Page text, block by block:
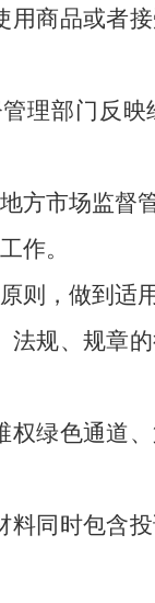
商品或者
部门反映
方市场监督
作。
则，做到适
规、规章
绿色通道
同时包含